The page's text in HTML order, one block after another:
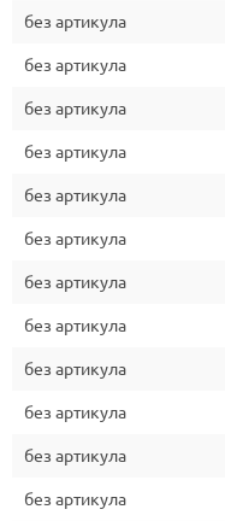
без артикула
без артикула
без артикула
без артикула
без артикула
без артикула
без артикула
без артикула
без артикула
без артикула
без артикула
без артикула